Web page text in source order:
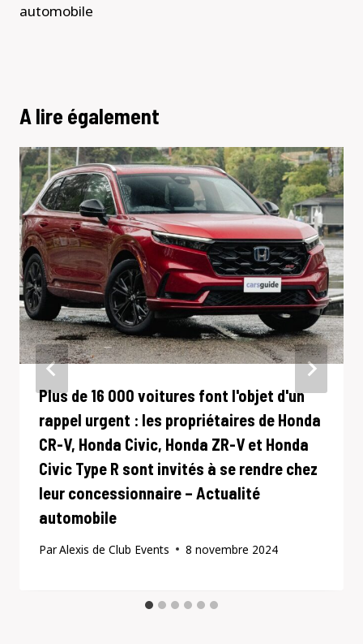
automobile
A lire également
Plus de 16 000 voitures font l'objet d'un
rappel urgent : les propriétaires de Honda
CR-V, Honda Civic, Honda ZR-V et Honda
Civic Type R sont invités à se rendre chez
leur concessionnaire – Actualité
automobile
ParAlexis de Club Events 8 novembre 2024